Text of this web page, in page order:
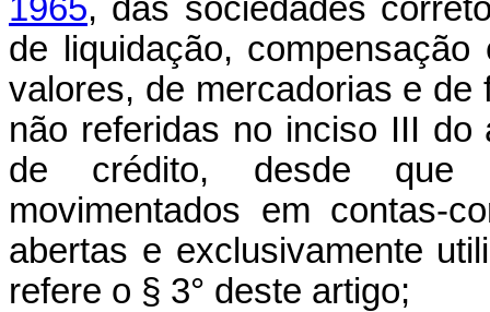
1965, das sociedades
de liquidação,
valores, de mercadorias e
não referidas no inciso III do
de crédito, desde que
movimentados em contas-
abertas e exclusivamente
refere o § 3° deste artigo;